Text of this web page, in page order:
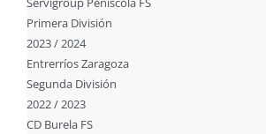
Primera División
2023 / 2024
Entrerríos Zaragoza
Segunda División
2022 / 2023
CD Burela FS